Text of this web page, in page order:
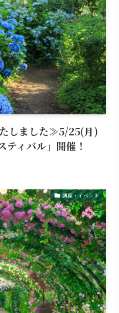
しました≫5/25(月)
ィバル」開催！
講座・イベント